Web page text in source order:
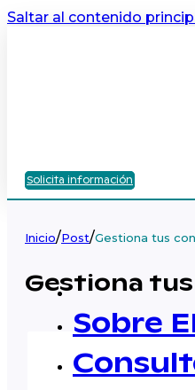
Saltar al contenido
Solicita información
Sobre
Inicio/Post/Gestiona tus
Gestiona